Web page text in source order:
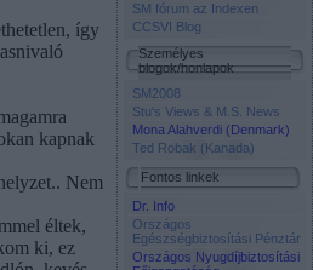
így
kapnak
Nem
éltek,
ki, ez
SM fórum az Indexen
CCSVI Blog
Személyes
blogok/honlapok
SM2008
Stu's Views & M.S. News
Mona Alahverdi (Denmark)
Ted Robak (Kanada)
Fontos linkek
Dr. Info
Országos
Egészségbiztosítási Pénztár
Országos Nyugdíjbiztosítási